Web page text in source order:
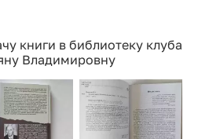
книги в библиотеку клуба
Владимировну